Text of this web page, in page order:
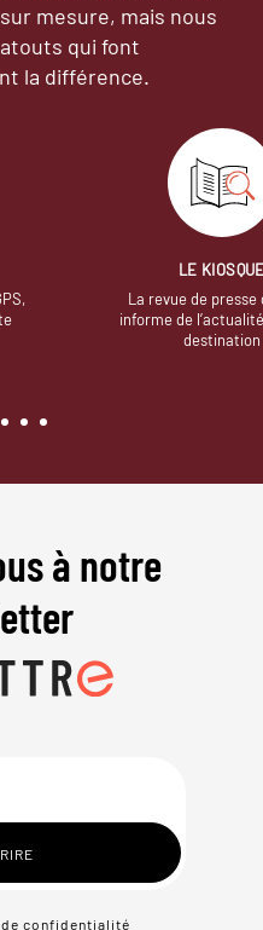
mesure, mais nous
qui font
la différence.
LE
La revue de presse
informe de
destination
à notre
confidentialité